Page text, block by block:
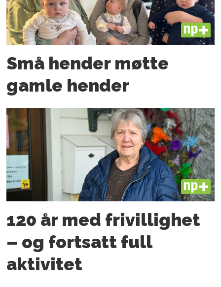
PLUS
Små hender møtte
gamle hender
PLUS
120 år med frivillighet
– og fortsatt full
aktivitet